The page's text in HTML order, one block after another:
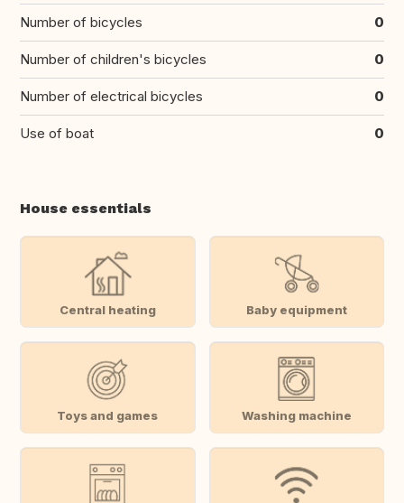
Number of bicycles 0
Number of children's bicycles 0
Number of electrical bicycles 0
Use of boat 0
House essentials
Central heating Baby equipment
Toys and games Washing machine